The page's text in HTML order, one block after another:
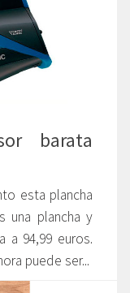
barata
esta plancha
una plancha y
94,99 euros.
puede ser...